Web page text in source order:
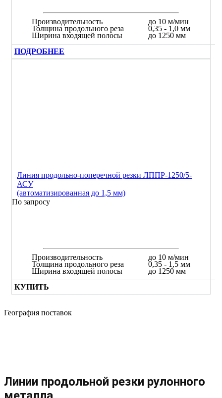
Производительность
Толщина продольного реза
Ширина входящей полосы
до 10 м/мин
0,35 - 1,0 мм
до 1250 мм
ПОДРОБНЕЕ
Линия продольно-поперечной резки ЛППР-1250/5-
АСУ
(автоматизированная до 1,5 мм)
По запросу
Производительность
Толщина продольного реза
Ширина входящей полосы
до 10 м/мин
0,35 - 1,5 мм
до 1250 мм
КУПИТЬ
География поставок
Линии продольной резки рулонного